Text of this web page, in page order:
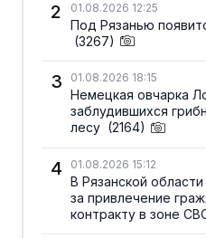
2 01.08.2026 12:25
Под Рязанью
(3267)
3 01.08.2026 18:15
Немецкая овчарка
заблудившихся
лесу (2164)
4 01.08.2026 15:12
В Рязанской
за привлечение
контракту в зоне